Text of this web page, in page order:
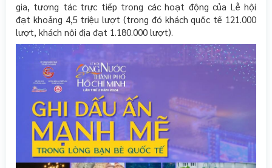
gia, tương tác trực tiếp trong các hoạt động của Lễ hội
đạt khoảng 4,5 triệu lượt (trong đó khách quốc tế 121.000
lượt, khách nội địa đạt 1.180.000 lượt).